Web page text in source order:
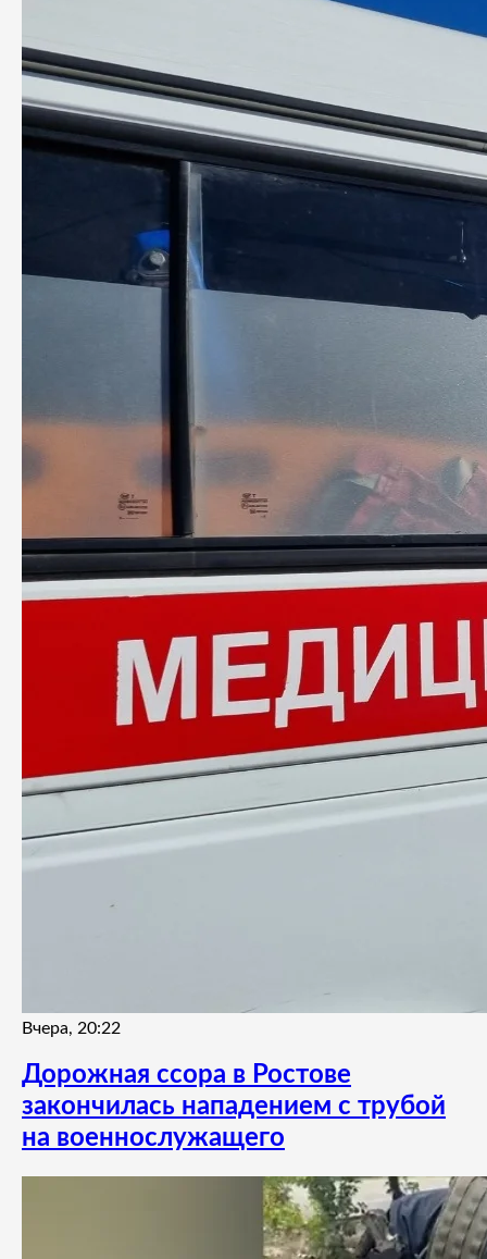
Вчера, 20:22
Дорожная ссора в Ростове
закончилась нападением с трубой
на военнослужащего